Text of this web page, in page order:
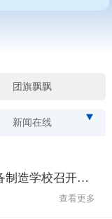
团旗飘飘
新闻在线
开学在即，安全第一——石家庄装备制造学校召开秋季开学安全工作会筑牢校园安全防线
查看更多